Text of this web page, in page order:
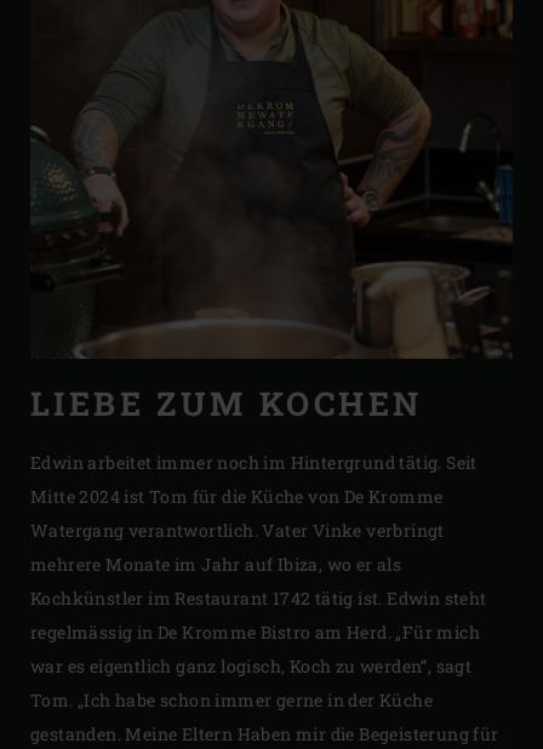
LIEBE ZUM KOCHEN
Edwin arbeitet immer noch im Hintergrund tätig. Seit
Mitte 2024 ist Tom für die Küche von De Kromme
Watergang verantwortlich. Vater Vinke verbringt
mehrere Monate im Jahr auf Ibiza, wo er als
Kochkünstler im Restaurant 1742 tätig ist. Edwin steht
regelmässig in De Kromme Bistro am Herd. „Für mich
war es eigentlich ganz logisch, Koch zu werden“, sagt
Tom. „Ich habe schon immer gerne in der Küche
gestanden. Meine Eltern Haben mir die Begeisterung für